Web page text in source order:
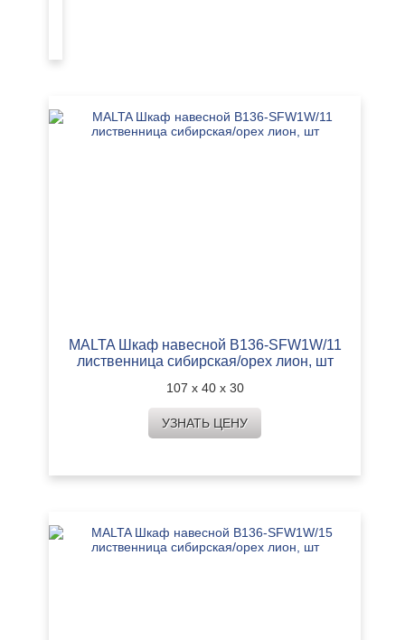
лион,
MALTA Шкаф навесной B136-SFW1W/11
лиственница сибирская/орех лион, шт
107 х 40 х 30
УЗНАТЬ ЦЕНУ